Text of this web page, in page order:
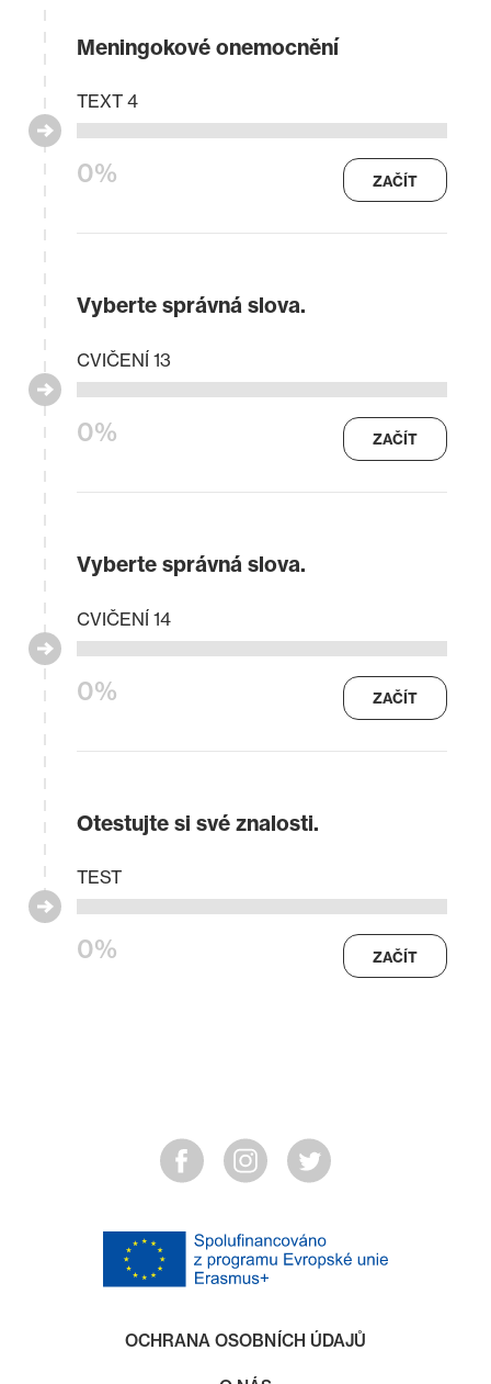
Meningokové onemocnění
0%
TEXT 4
ZAČÍT
Vyberte správná slova.
0%
CVIČENÍ 13
ZAČÍT
Vyberte správná slova.
0%
CVIČENÍ 14
ZAČÍT
Otestujte si své znalosti.
0%
TEST
ZAČÍT
OCHRANA OSOBNÍCH ÚDAJŮ